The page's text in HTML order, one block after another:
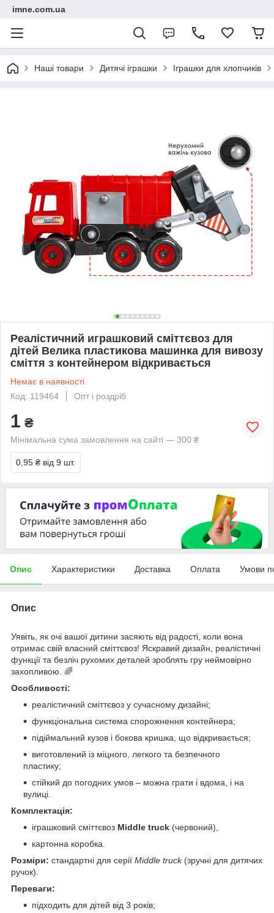
imne.com.ua
Наші товари Дитячі іграшки Іграшки для хлопчиків
Реалістичний играшковий сміттєвоз для
дітей Велика пластикова машинка для вивозу
сміття з контейнером відкривається
Немає в наявності
Код: 119464
Опт і роздріб
1 ₴
Мінімальна сума замовлення на сайті — 300 ₴
0,95 ₴ від 9 шт.
Опис Характеристики Доставка Оплата Умови
Опис
Уявіть, як очі вашої дитини засяють від радості, коли вона
отримає свій власний сміттєвоз! Яскравий дизайн, реалістичні
функції та безліч рухомих деталей зроблять гру неймовірно
захопливою. 🌈
Особливості:
реалістичний сміттєвоз у сучасному дизайні;
функціональна система спорожнення контейнера;
підіймальний кузов і бокова кришка, що відкривається;
виготовлений із міцного, легкого та безпечного
пластику;
стійкий до погодних умов – можна грати і вдома, і на
вулиці.
Комплектація:
іграшковий сміттєвоз Middle truck (червоний),
картонна коробка.
Розміри: стандартні для серії Middle truck(зручні для дитячих
ручок).
Переваги:
підходить для дітей від 3 років;